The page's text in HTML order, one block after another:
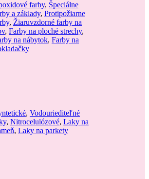
farby, Špeciálne
a základy, Protipožiarne
, Žiaruvzdorné farby na
, Farby na ploché strechy,
na nábytok, Farby na
, Vodouriediteľné
, Nitrocelulózové, Laky na
, Laky na parkety